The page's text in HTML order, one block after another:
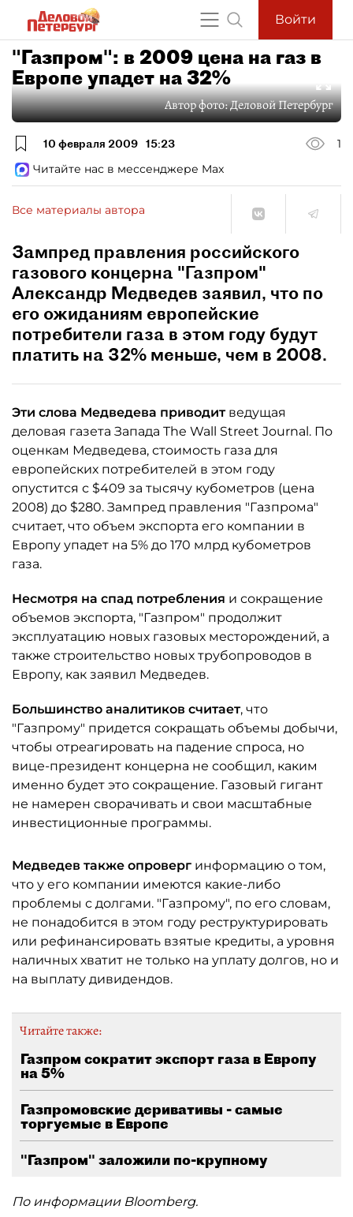
Войти
"Газпром": в 2009 цена на газ в
Европе упадет на 32%
Автор фото:Деловой Петербург
10 февраля 2009 15:23
1
Читайте нас в мессенджере Max
Все материалы автора
Зампред правления российского
газового концерна "Газпром"
Александр Медведев заявил, что по
его ожиданиям европейские
потребители газа в этом году будут
платить на 32% меньше, чем в 2008.
Эти слова Медведева приводит ведущая
деловая газета Запада The Wall Street Journal. По
оценкам Медведева, стоимость газа для
европейских потребителей в этом году
опустится с $409 за тысячу кубометров (цена
2008) до $280. Зампред правления "Газпрома"
считает, что объем экспорта его компании в
Европу упадет на 5% до 170 млрд кубометров
газа.
Несмотря на спад потребления и сокращение
объемов экспорта, "Газпром" продолжит
эксплуатацию новых газовых месторождений, а
также строительство новых трубопроводов в
Европу, как заявил Медведев.
Большинство аналитиков считает, что
"Газпрому" придется сокращать объемы добычи,
чтобы отреагировать на падение спроса, но
вице-президент концерна не сообщил, каким
именно будет это сокращение. Газовый гигант
не намерен сворачивать и свои масштабные
инвестиционные программы.
Медведев также опроверг информацию о том,
что у его компании имеются какие-либо
проблемы с долгами. "Газпрому", по его словам,
не понадобится в этом году реструктурировать
или рефинансировать взятые кредиты, а уровня
наличных хватит не только на уплату долгов, но и
на выплату дивидендов.
Читайте также:
Газпром сократит экспорт газа в Европу
на 5%
Газпромовские деривативы - самые
торгуемые в Европе
"Газпром" заложили по-крупному
По информации Bloomberg.